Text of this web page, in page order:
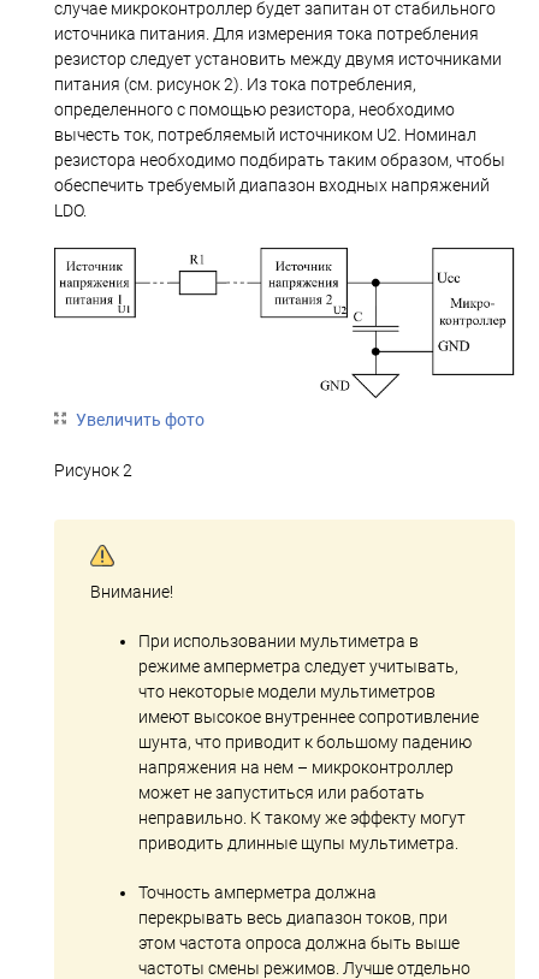
случае микроконтроллер будет запитан от стабильного
источника питания. Для измерения тока потребления
резистор следует установить между двумя источниками
питания (см. рисунок 2). Из тока потребления,
определенного с помощью резистора, необходимо
вычесть ток, потребляемый источником U2. Номинал
резистора необходимо подбирать таким образом, чтобы
обеспечить требуемый диапазон входных напряжений
LDO.
Увеличить фото
Рисунок 2
Внимание!
При использовании мультиметра в
режиме амперметра следует учитывать,
что некоторые модели мультиметров
имеют высокое внутреннее сопротивление
шунта, что приводит к большому падению
напряжения на нем – микроконтроллер
может не запуститься или работать
неправильно. К такому же эффекту могут
приводить длинные щупы мультиметра.
Точность амперметра должна
перекрывать весь диапазон токов, при
этом частота опроса должна быть выше
частоты смены режимов. Лучше отдельно